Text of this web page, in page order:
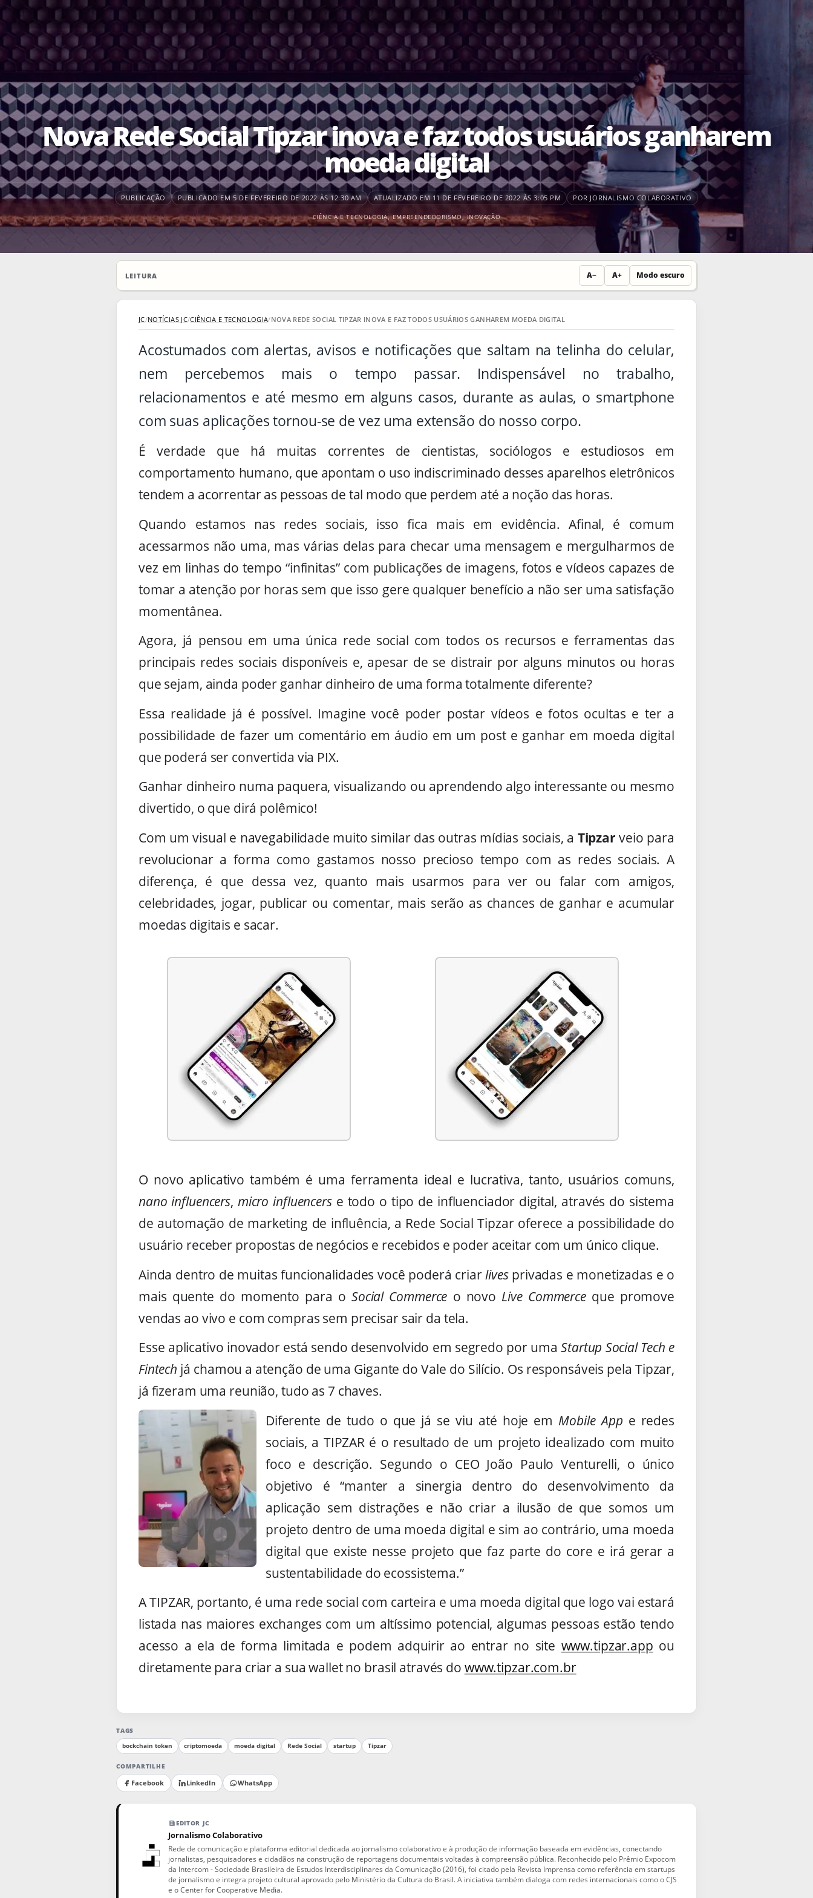
Nova Rede Social Tipzar inova e faz todos usuários ganharem
moeda digital
PUBLICAÇÃO PUBLICADO EM 5 DE FEVEREIRO DE 2022 ÀS 12:30 AM ATUALIZADO EM 11 DE FEVEREIRO DE 2022 ÀS 3:05 PM POR JORNALISMO COLABORATIVO
CIÊNCIA E TECNOLOGIA,EMPREENDEDORISMO,INOVAÇÃO
LEITURA A− A+ Modo escuro
JC/NOTÍCIAS JC/CIÊNCIA E TECNOLOGIA/NOVA REDE SOCIAL TIPZAR INOVA E FAZ TODOS USUÁRIOS GANHAREM MOEDA DIGITAL
Acostumados com alertas, avisos e notificações que saltam na telinha do celular,
nem percebemos mais o tempo passar. Indispensável no trabalho,
relacionamentos e até mesmo em alguns casos, durante as aulas, o smartphone
com suas aplicações tornou-se de vez uma extensão do nosso corpo.
É verdade que há muitas correntes de cientistas, sociólogos e estudiosos em
comportamento humano, que apontam o uso indiscriminado desses aparelhos eletrônicos
tendem a acorrentar as pessoas de tal modo que perdem até a noção das horas.
Quando estamos nas redes sociais, isso fica mais em evidência. Afinal, é comum
acessarmos não uma, mas várias delas para checar uma mensagem e mergulharmos de
vez em linhas do tempo “infinitas” com publicações de imagens, fotos e vídeos capazes de
tomar a atenção por horas sem que isso gere qualquer benefício a não ser uma satisfação
momentânea.
Agora, já pensou em uma única rede social com todos os recursos e ferramentas das
principais redes sociais disponíveis e, apesar de se distrair por alguns minutos ou horas
que sejam, ainda poder ganhar dinheiro de uma forma totalmente diferente?
Essa realidade já é possível. Imagine você poder postar vídeos e fotos ocultas e ter a
possibilidade de fazer um comentário em áudio em um post e ganhar em moeda digital
que poderá ser convertida via PIX.
Ganhar dinheiro numa paquera, visualizando ou aprendendo algo interessante ou mesmo
divertido, o que dirá polêmico!
Com um visual e navegabilidade muito similar das outras mídias sociais, a Tipzar veio para
revolucionar a forma como gastamos nosso precioso tempo com as redes sociais. A
diferença, é que dessa vez, quanto mais usarmos para ver ou falar com amigos,
celebridades, jogar, publicar ou comentar, mais serão as chances de ganhar e acumular
moedas digitais e sacar.
O novo aplicativo também é uma ferramenta ideal e lucrativa, tanto, usuários comuns,
nano influencers, micro influencerse todo o tipo de influenciador digital, através do sistema
de automação de marketing de influência, a Rede Social Tipzar oferece a possibilidade do
usuário receber propostas de negócios e recebidos e poder aceitar com um único clique.
Ainda dentro de muitas funcionalidades você poderá criarlivesprivadas e monetizadas e o
mais quente do momento para o Social Commerce o novo Live Commerceque promove
vendas ao vivo e com compras sem precisar sair da tela.
Esse aplicativo inovador está sendo desenvolvido em segredo por umaStartup Social Tech e
Fintech já chamou a atenção de uma Gigante do Vale do Silício. Os responsáveis pela Tipzar,
já fizeram uma reunião, tudo as 7 chaves.
Diferente de tudo o que já se viu até hoje em Mobile App e redes
sociais, a TIPZAR é o resultado de um projeto idealizado com muito
foco e descrição. Segundo o CEO João Paulo Venturelli, o único
objetivo é “manter a sinergia dentro do desenvolvimento da
aplicação sem distrações e não criar a ilusão de que somos um
projeto dentro de uma moeda digital e sim ao contrário, uma moeda
digital que existe nesse projeto que faz parte do core e irá gerar a
sustentabilidade do ecossistema.”
A TIPZAR, portanto, é uma rede social com carteira e uma moeda digital que logo vai estará
listada nas maiores exchanges com um altíssimo potencial, algumas pessoas estão tendo
acesso a ela de forma limitada e podem adquirir ao entrar no site www.tipzar.app ou
diretamente para criar a sua wallet no brasil através do www.tipzar.com.br
TAGS
bockchain token
criptomoeda moeda digital Rede Social startup Tipzar
COMPARTILHE
Facebook LinkedIn WhatsApp
EDITOR JC
Jornalismo Colaborativo
Rede de comunicação e plataforma editorial dedicada ao jornalismo colaborativo e à produção de informação baseada em evidências, conectando
jornalistas, pesquisadores e cidadãos na construção de reportagens documentais voltadas à compreensão pública. Reconhecido pelo Prêmio Expocom
da Intercom - Sociedade Brasileira de Estudos Interdisciplinares da Comunicação (2016), foi citado pela Revista Imprensa como referência em startups
de jornalismo e integra projeto cultural aprovado pelo Ministério da Cultura do Brasil. A iniciativa também dialoga com redes internacionais como o CJS
e o Center for Cooperative Media.